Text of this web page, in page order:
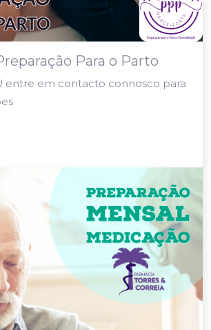
Para o Parto
entre em contacto connosco para